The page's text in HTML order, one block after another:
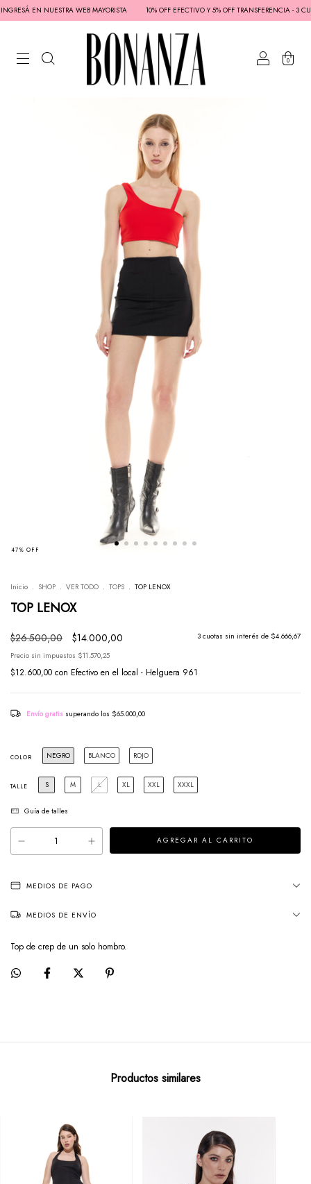
EN NUESTRA WEB MAYORISTA 10% OFF EFECTIVO Y 5% OFF TRANSFERENCIA - 3
0
47% OFF
Inicio . SHOP . VER TODO . TOPS . TOP LENOX
TOP LENOX
$26.500,00 $14.000,00 3 cuotas sin interés de $4.666,67
Precio sin impuestos $11.570,25
$12.600,00 con Efectivo en el local - Helguera 961
Envío gratis superando los $65.000,00
COLOR NEGRO BLANCO ROJO
TALLE S M L XL XXL XXXL
Guía de talles
MEDIOS DE PAGO
MEDIOS DE ENVÍO
Top de crep de un solo hombro.
Productos similares